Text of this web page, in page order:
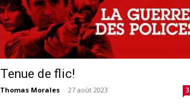
Tenue de flic!
Thomas Morales - 27 août 2023